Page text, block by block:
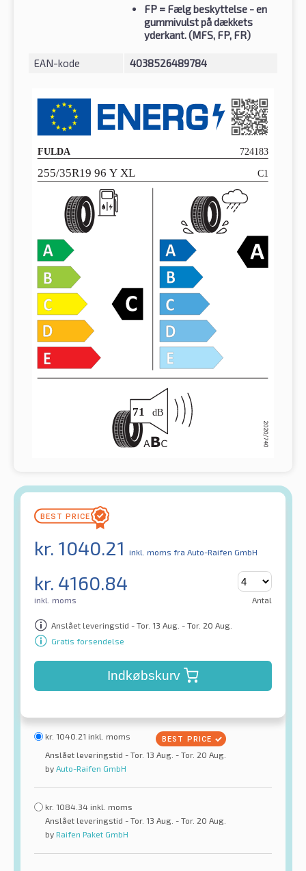
FP = Fælg beskyttelse - en
gummivulst på dækkets
yderkant. (MFS, FP, FR)
EAN-kode 4038526489784
kr. 1040.21 inkl. moms fra Auto-Raifen GmbH
kr. 4160.84
inkl. moms Antal
Anslået leveringstid - Tor. 13 Aug. - Tor. 20 Aug.
Gratis forsendelse
Indkøbskurv
kr. 1040.21 inkl. moms
Anslået leveringstid - Tor. 13 Aug. - Tor. 20 Aug.
by Auto-Raifen GmbH
kr. 1084.34 inkl. moms
Anslået leveringstid - Tor. 13 Aug. - Tor. 20 Aug.
by Raifen Paket GmbH